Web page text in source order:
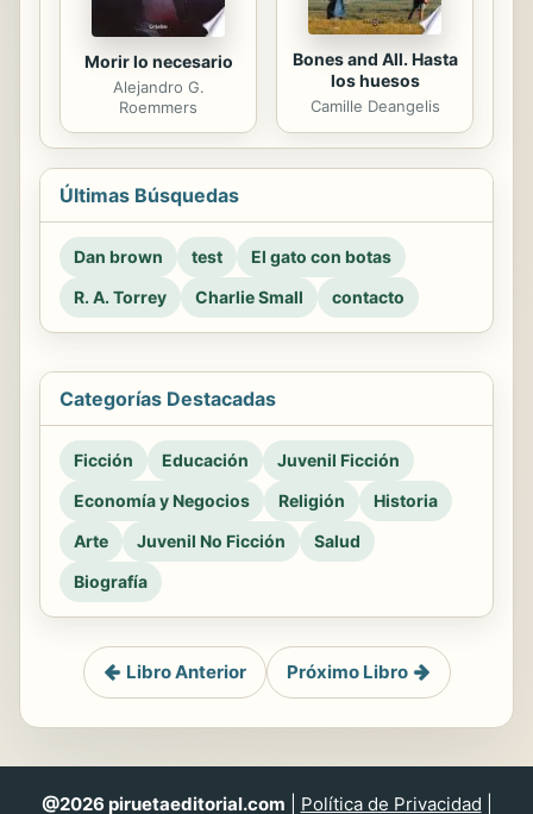
Morir lo necesario
Alejandro G.
Roemmers
Bones and All. Hasta
los huesos
Camille Deangelis
Últimas Búsquedas
Dan brown test
El gato con botas
R. A. Torrey
Charlie Small contacto
Categorías Destacadas
Ficción Educación
Juvenil Ficción
Economía y Negocios
Religión
Historia
Arte
Juvenil No Ficción
Salud
Biografía
Libro Anterior Próximo Libro
@2026 piruetaeditorial.com Política de Privacidad